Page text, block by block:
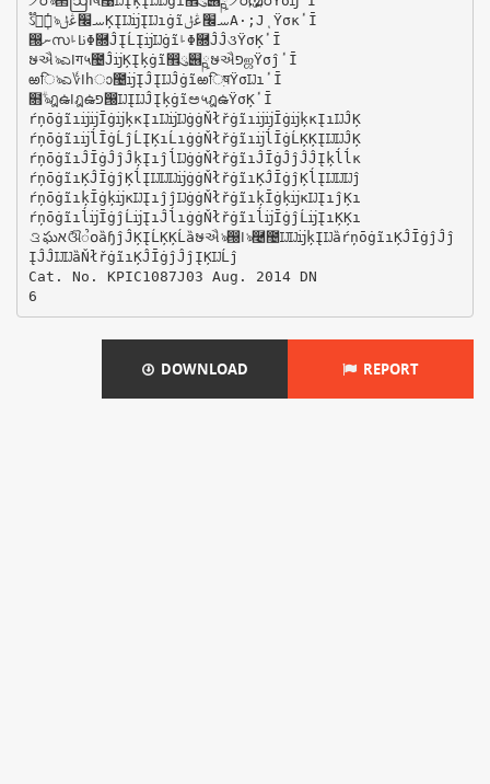
֟ઽࡇ̩̾͊ঌࡄ‫׬ڠݪ‬ĶĮĲĳĮĲıġĩࡄ‫׬ڠݪ‬Α·;ͿͺΫσĸ‫ٴ‬Ī
൐‫ނ‬സࢽߊࡵΦ࿝ĴĮĹĮĳĲġĩࡵΦ࿝ĴĴ૩ΫσĶ‫ٴ‬Ī
ຩઐঌಎߊग५಴ĴĳĶĮķġĩ඾ུ୆ྵຩઐ‫פ‬ஜΫσĵ‫ٴ‬Ī
ఱिঌಎ؇ߊհാ಴ĳĮĴĮĲĴġĩఱि࣭षΫσĲı‫ٴ‬Ī
໛‫ؖ‬ঌฎఉߊฎఉ‫פ‬൐ĲĮĲĴĮķġĩಅ५ฎఉΫσĶ‫ٴ‬Ī
ŕņōġĩıĳĳĪġĳķĸĮıĲĳĲġġŇłřġĩıĳĳĪġĳķĸĮıĲĴĶ
ŕņōġĩıĳĺĪġĹĵĹĮĶıĹıġġŇłřġĩıĳĺĪġĹĶĶĮĲĲĴĶ
ŕņōġĩıĴĪġĴĵĴķĮıĵĺĲġġŇłřġĩıĴĪġĴĵĴĴĮķĺĺĸ
ŕņōġĩıĶĴĪġĵĶĺĮĲĲĲĳġġŇłřġĩıĶĴĪġĵĶĺĮĲĲĲĵ
ŕņōġĩıķĪġķĳĸĲĮıĵĵĲġġŇłřġĩıķĪġķĳĸĲĮıĵĶı
ŕņōġĩıĺĳĪġĵĹĳĮıĴĺıġġŇłřġĩıĺĳĪġĵĹĳĮıĶĶı
ࡥఘ‫ުא‬ଔૺ໐ȁɧĵĴĶĮĹĶĶĹȁຩઐঌ൐ߊঌ࿤಴ĲĲĳķĮĲȁŕņōġĩıĶĴĪġĵĴĵ
ĮĴĴĲĲȁŇłřġĩıĶĴĪġĵĴĵĮĶĲĹĵ
Cat. No. KPIC1087J03 Aug. 2014 DN
DOWNLOAD REPORT